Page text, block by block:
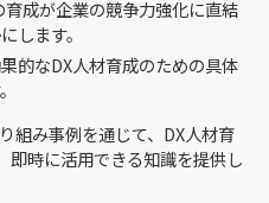
成が企業の競争力強化に直結
します。
的なDX人材育成のための具体
組み事例を通じて、DX人材育
即時に活用できる知識を提供し